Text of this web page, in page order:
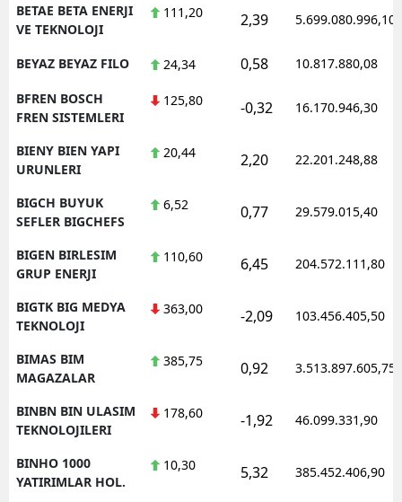
BETAE BETA ENERJI
VE TEKNOLOJI
111,20 2,39 5.699.080.996,10
BEYAZ BEYAZ FILO 24,34 0,58 10.817.880,08
BFREN BOSCH
FREN SISTEMLERI
125,80 -0,32 16.170.946,30
BIENY BIEN YAPI
URUNLERI
20,44 2,20 22.201.248,88
BIGCH BUYUK
SEFLER BIGCHEFS
6,52 0,77 29.579.015,40
BIGEN BIRLESIM
GRUP ENERJI
110,60 6,45 204.572.111,80
BIGTK BIG MEDYA
TEKNOLOJI
363,00 -2,09 103.456.405,50
BIMAS BIM
MAGAZALAR
385,75 0,92 3.513.897.605,75
BINBN BIN ULASIM
TEKNOLOJILERI
178,60 -1,92 46.099.331,90
BINHO 1000
YATIRIMLAR HOL.
10,30 5,32 385.452.406,90